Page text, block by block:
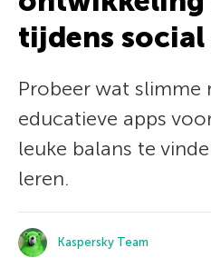
tijdens
Probeer wat slimme
educatieve apps
leuke balans te
leren.
Kaspersky Team